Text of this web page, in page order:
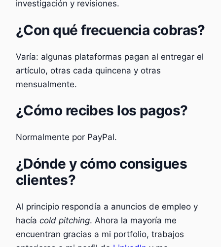
investigación y revisiones.
¿Con qué frecuencia cobras?
Varía: algunas plataformas pagan al entregar el
artículo, otras cada quincena y otras
mensualmente.
¿Cómo recibes los pagos?
Normalmente por PayPal.
¿Dónde y cómo consigues
clientes?
Al principio respondía a anuncios de empleo y
hacía cold pitching. Ahora la mayoría me
encuentran gracias a mi portfolio, trabajos